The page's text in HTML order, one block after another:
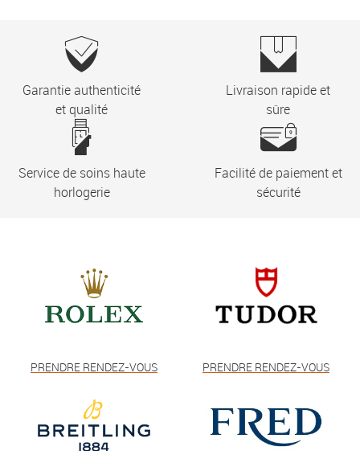
Garantie authenticité
et qualité
Livraison rapide et
sûre
Service de soins haute
horlogerie
Facilité de paiement et
sécurité
PRENDRE RENDEZ-VOUS PRENDRE RENDEZ-VOUS